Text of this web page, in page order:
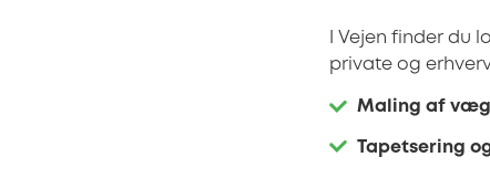
I Vejen finder du
private og
Maling af
Tapetsering